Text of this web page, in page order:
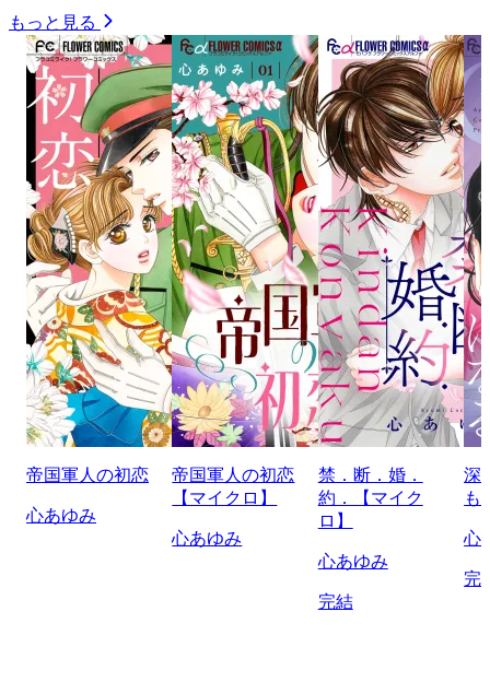
もっと見る
帝国軍人の初恋
心あゆみ
帝国軍人の初恋
【マイクロ】
心あゆみ
禁．断．婚．
約．【マイク
ロ】
心あゆみ
完結
深
も
心
完